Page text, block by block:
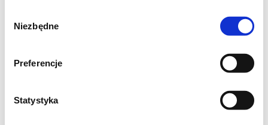
zgody
Niezbędne
Preferencje
Statystyka